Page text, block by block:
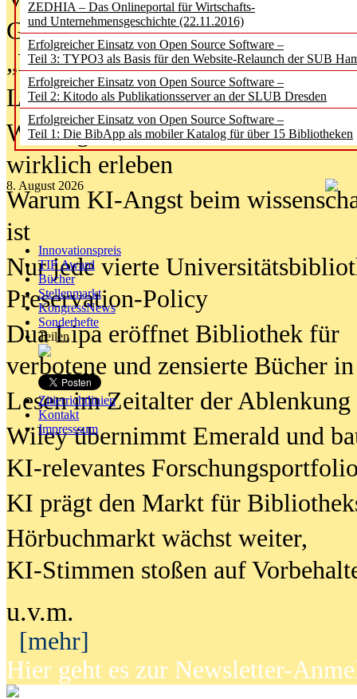
ZEDHIA – Das Onlineportal für Wirtschafts-
und Unternehmensgeschichte (22.11.2016)
Erfolgreicher Einsatz von Open Source Software –
Teil 3: TYPO3 als Basis für den Website-Relaunch der SUB
Erfolgreicher Einsatz von Open Source Software –
Teil 2: Kitodo als Publikationsserver an der SLUB Dresden
Erfolgreicher Einsatz von Open Source Software –
Teil 1: Die BibApp als mobiler Katalog für über 15 Bibliotheken
8. August 2026
Innovationspreis
TIP Award
Bücher
Stellenmarkt
KongressNews
Sonderhefte
Teilen
Zitierrichtlinien
Kontakt
Impresssum
Geisterjagd-Ausrüstung in der
„Library of Things“ unterwegs
Lesen als Infrastrukturaufgabe
Wie Jugendliche Social Media
wirklich erleben
Warum KI-Angst beim
ist
Nur jede vierte
Preservation-Policy
Dua Lipa eröffnet Bibliothek für
verbotene und zensierte Bücher
Lesen im Zeitalter der Ablenkung
Wiley übernimmt Emerald und
KI-relevantes
KI prägt den Markt für
Hörbuchmarkt wächst weiter,
KI-Stimmen stoßen auf
u.v.m.
[mehr]
Hier geht es zur Newsletter-